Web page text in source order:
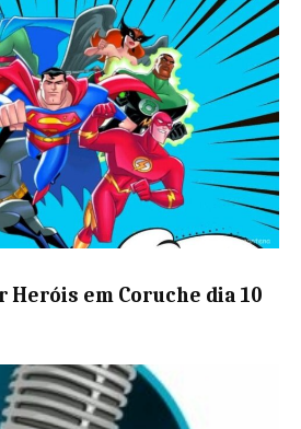
Heróis em Coruche dia 10